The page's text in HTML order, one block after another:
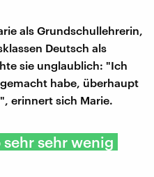
als Grundschullehrerin,
Deutsch als
sie unglaublich: "Ich
habe, überhaupt
erinnert sich Marie.
sehr wenig